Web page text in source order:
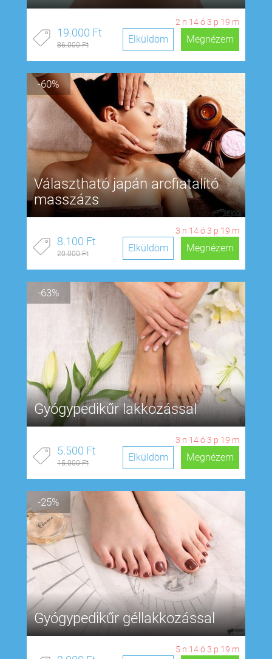
2 n 14ó3 p 18 m
19.000 Ft
86.000 Ft Megnézem
Elküldöm
-60%
Választható japán arcfiatalító
masszázs
3 n 14ó3 p 18 m
8.100 Ft
20.000 Ft Megnézem
Elküldöm
-63%
Gyógypedikűr lakkozással
3 n 14ó3 p 18 m
5.500 Ft
15.000 Ft Megnézem
Elküldöm
-25%
Gyógypedikűr géllakkozással
5 n 14ó3 p 18 m